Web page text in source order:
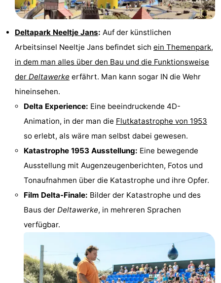
Städte
Führungen
Sport
Schwimmbader
Radfahren
Wandern
Reiten
Golfplatze
Sportangeln
Essen
trinken
Einkaufen
Ausgehen
Ringstechen
Veranstaltungen
Deltapark Neeltje Jans: Auf der künstlichen
Arbeitsinsel Neeltje Jans befindet sich ein Themenpark,
in dem man alles über den Bau und die Funktionsweise
der Deltawerke erfährt. Man kann sogar IN die Wehr
hineinsehen.
Delta Experience: Eine beeindruckende 4D-
Animation, in der man die Flutkatastrophe von 1953
so erlebt, als wäre man selbst dabei gewesen.
Katastrophe 1953 Ausstellung: Eine bewegende
Ausstellung mit Augenzeugenberichten, Fotos und
Tonaufnahmen über die Katastrophe und ihre Opfer.
Film Delta-Finale: Bilder der Katastrophe und des
Baus der Deltawerke, in mehreren Sprachen
verfügbar.